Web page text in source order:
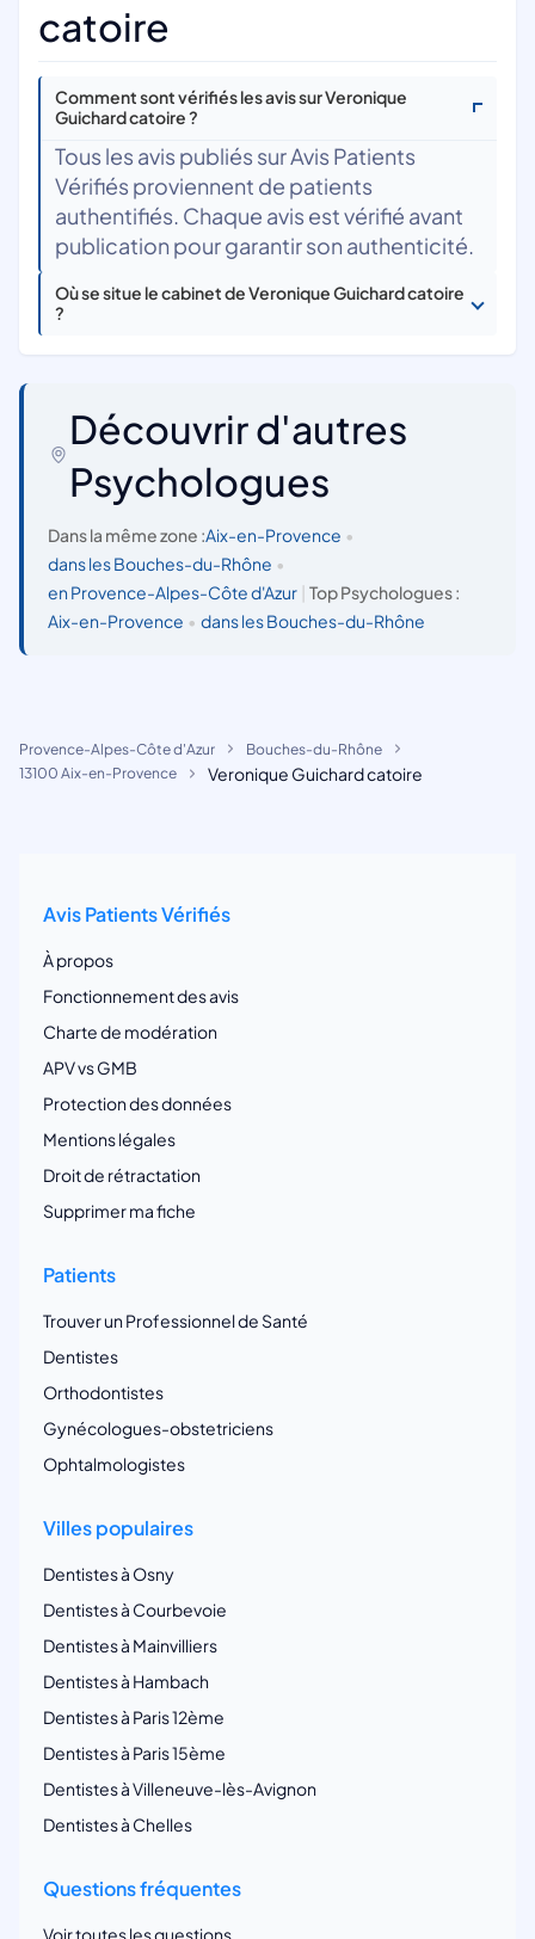
catoire
Comment sont vérifiés les avis sur Veronique
Guichard catoire ?
Tous les avis publiés sur Avis Patients
Vérifiés proviennent de patients
authentifiés. Chaque avis est vérifié avant
publication pour garantir son authenticité.
Où se situe le cabinet de Veronique Guichard catoire
?
Découvrir d'autres
Psychologues
Dans la même zone :Aix-en-Provence •
dans les Bouches-du-Rhône •
en Provence-Alpes-Côte d'Azur
Top Psychologues :
Aix-en-Provence • dans les Bouches-du-Rhône
Provence-Alpes-Côte d'Azur
Bouches-du-Rhône
13100 Aix-en-Provence
Veronique Guichard catoire
Avis Patients Vérifiés
À propos
Fonctionnement des avis
Charte de modération
APV vs GMB
Protection des données
Mentions légales
Droit de rétractation
Supprimer ma fiche
Patients
Trouver un Professionnel de Santé
Dentistes
Orthodontistes
Gynécologues-obstetriciens
Ophtalmologistes
Villes populaires
Dentistes à Osny
Dentistes à Courbevoie
Dentistes à Mainvilliers
Dentistes à Hambach
Dentistes à Paris 12ème
Dentistes à Paris 15ème
Dentistes à Villeneuve-lès-Avignon
Dentistes à Chelles
Questions fréquentes
Voir toutes les questions